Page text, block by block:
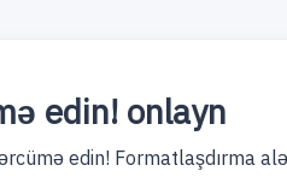
edin! onlayn
edin! Formatlaşdırma